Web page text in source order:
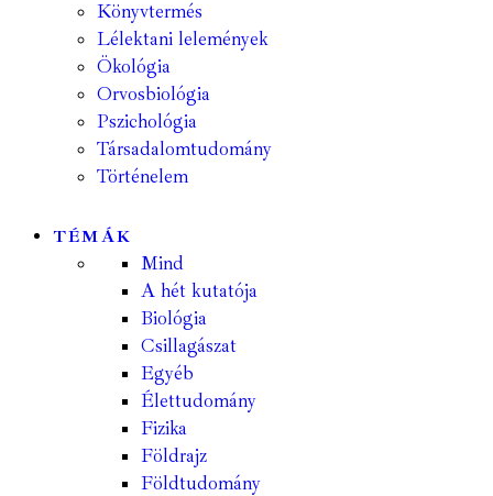
Könyvtermés
Lélektani lelemények
Ökológia
Orvosbiológia
Pszichológia
Társadalomtudomány
Történelem
TÉMÁK
Mind
A hét kutatója
Biológia
Csillagászat
Egyéb
Élettudomány
Fizika
Földrajz
Földtudomány